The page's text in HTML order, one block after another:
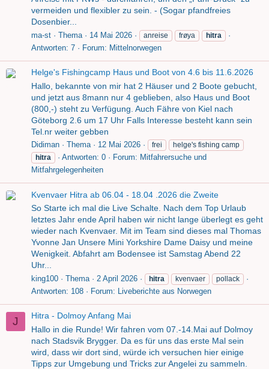
vermeiden und flexibler zu sein. - (Sogar pfandfreies
Dosenbier...
ma-st Thema 14 Mai 2026 anreise frøya hitra
Antworten: 7 Forum: Mittelnorwegen
Helge's Fishingcamp Haus und Boot von 4.6 bis 11.6.2026
Hallo, bekannte von mir hat 2 Häuser und 2 Boote gebucht,
und jetzt aus 8mann nur 4 geblieben, also Haus und Boot
(800,-) steht zu Verfügung. Auch Fähre von Kiel nach
Göteborg 2.6 um 17 Uhr Falls Interesse besteht kann sein
Tel.nr weiter gebben
Didiman Thema 12 Mai 2026 frei
helge's fishing camp
hitra
Antworten: 0 Forum: Mitfahrersuche und
Mitfahrgelegenheiten
Kvenvaer Hitra ab 06.04 - 18.04 .2026 die Zweite
So Starte ich mal die Live Schalte. Nach dem Top Urlaub
letztes Jahr ende April haben wir nicht lange überlegt es geht
wieder nach Kvenvaer. Mit im Team sind dieses mal Thomas
Yvonne Jan Unsere Mini Yorkshire Dame Daisy und meine
Wenigkeit. Abfahrt am Bodensee ist Samstag Abend 22
Uhr...
king100 Thema 2 April 2026 hitra kvenvaer pollack
Antworten: 108 Forum: Liveberichte aus Norwegen
J
Hitra - Dolmoy Anfang Mai
Hallo in die Runde! Wir fahren vom 07.-14.Mai auf Dolmoy
nach Stadsvik Brygger. Da es für uns das erste Mal sein
wird, dass wir dort sind, würde ich versuchen hier einige
Tipps zur Umgebung und Tricks zur Angelei zu sammeln.